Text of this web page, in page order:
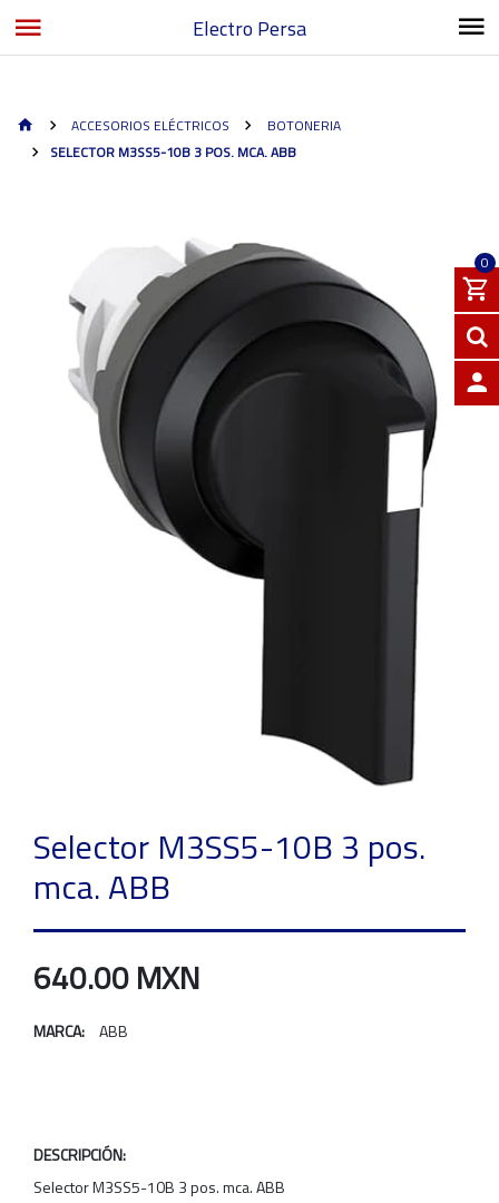
Electro Persa
0
ACCESORIOS ELÉCTRICOS
BOTONERIA
SELECTOR M3SS5-10B 3 POS. MCA. ABB
Selector M3SS5-10B 3 pos.
mca. ABB
640.00 MXN
MARCA: ABB
DESCRIPCIÓN:
Selector M3SS5-10B 3 pos. mca. ABB